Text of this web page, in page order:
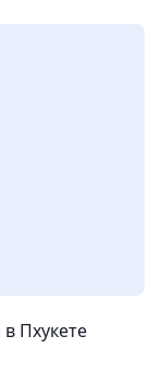
Пхукете